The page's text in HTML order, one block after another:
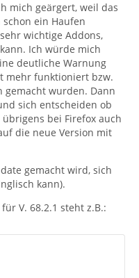
mich geärgert, weil das
ein Haufen
wichtige Addons,
Ich würde mich
deutliche Warnung
mehr funktioniert bzw.
wurden. Dann
sich entscheiden ob
bei Firefox auch
die neue Version mit
gemacht wird, sich
kann).
V. 68.2.1 steht z.B.: